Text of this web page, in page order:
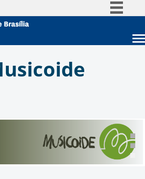
Acesso à informação